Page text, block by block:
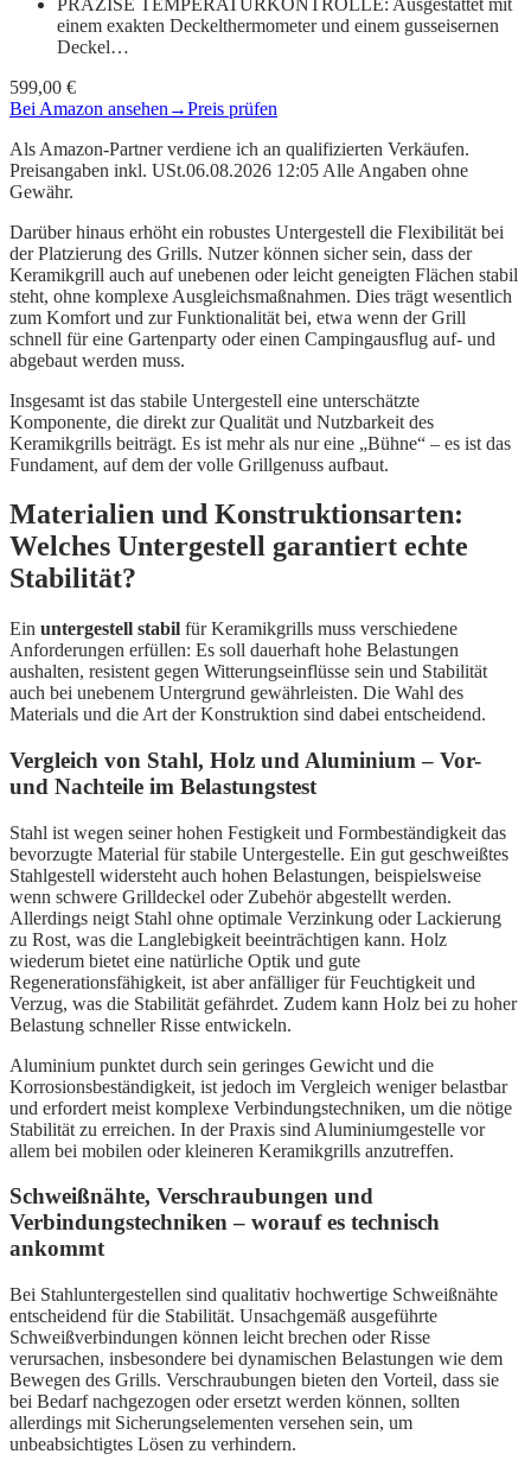
einem exakten Deckelthermometer und einem gusseisernen
Deckel…
599,00 €
Bei Amazon ansehen →Preis prüfen
Als Amazon-Partner verdiene ich an qualifizierten Verkäufen.
Preisangaben inkl. USt.06.08.2026 12:05 Alle Angaben ohne
Gewähr.
Darüber hinaus erhöht ein robustes Untergestell die Flexibilität bei
der Platzierung des Grills. Nutzer können sicher sein, dass der
Keramikgrill auch auf unebenen oder leicht geneigten Flächen stabil
steht, ohne komplexe Ausgleichsmaßnahmen. Dies trägt wesentlich
zum Komfort und zur Funktionalität bei, etwa wenn der Grill
schnell für eine Gartenparty oder einen Campingausflug auf- und
abgebaut werden muss.
Insgesamt ist das stabile Untergestell eine unterschätzte
Komponente, die direkt zur Qualität und Nutzbarkeit des
Keramikgrills beiträgt. Es ist mehr als nur eine „Bühne“ – es ist das
Fundament, auf dem der volle Grillgenuss aufbaut.
Materialien und Konstruktionsarten:
Welches Untergestell garantiert echte
Stabilität?
Ein untergestell stabil für Keramikgrills muss verschiedene
Anforderungen erfüllen: Es soll dauerhaft hohe Belastungen
aushalten, resistent gegen Witterungseinflüsse sein und Stabilität
auch bei unebenem Untergrund gewährleisten. Die Wahl des
Materials und die Art der Konstruktion sind dabei entscheidend.
Vergleich von Stahl, Holz und Aluminium – Vor-
und Nachteile im Belastungstest
Stahl ist wegen seiner hohen Festigkeit und Formbeständigkeit das
bevorzugte Material für stabile Untergestelle. Ein gut geschweißtes
Stahlgestell widersteht auch hohen Belastungen, beispielsweise
wenn schwere Grilldeckel oder Zubehör abgestellt werden.
Allerdings neigt Stahl ohne optimale Verzinkung oder Lackierung
zu Rost, was die Langlebigkeit beeinträchtigen kann. Holz
wiederum bietet eine natürliche Optik und gute
Regenerationsfähigkeit, ist aber anfälliger für Feuchtigkeit und
Verzug, was die Stabilität gefährdet. Zudem kann Holz bei zu hoher
Belastung schneller Risse entwickeln.
Aluminium punktet durch sein geringes Gewicht und die
Korrosionsbeständigkeit, ist jedoch im Vergleich weniger belastbar
und erfordert meist komplexe Verbindungstechniken, um die nötige
Stabilität zu erreichen. In der Praxis sind Aluminiumgestelle vor
allem bei mobilen oder kleineren Keramikgrills anzutreffen.
Schweißnähte, Verschraubungen und
Verbindungstechniken – worauf es technisch
ankommt
Bei Stahluntergestellen sind qualitativ hochwertige Schweißnähte
entscheidend für die Stabilität. Unsachgemäß ausgeführte
Schweißverbindungen können leicht brechen oder Risse
verursachen, insbesondere bei dynamischen Belastungen wie dem
Bewegen des Grills. Verschraubungen bieten den Vorteil, dass sie
bei Bedarf nachgezogen oder ersetzt werden können, sollten
allerdings mit Sicherungselementen versehen sein, um
unbeabsichtigtes Lösen zu verhindern.